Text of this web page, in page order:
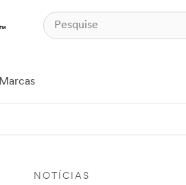
Marcas
NOTÍCIAS